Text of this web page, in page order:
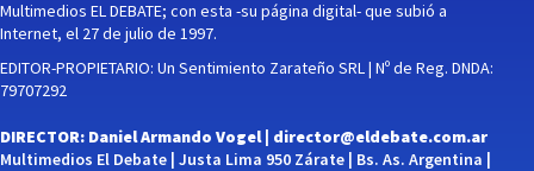
Multimedios EL DEBATE; con esta -su página digital- que subió a
Internet, el 27 de julio de 1997.
EDITOR-PROPIETARIO: Un Sentimiento Zarateño SRL | Nº de Reg. DNDA:
79707292
DIRECTOR: Daniel Armando Vogel | director@eldebate.com.ar
Multimedios El Debate | Justa Lima 950 Zárate | Bs. As. Argentina |